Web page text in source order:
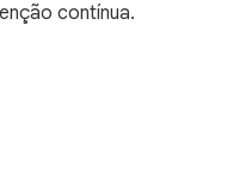
contínua.